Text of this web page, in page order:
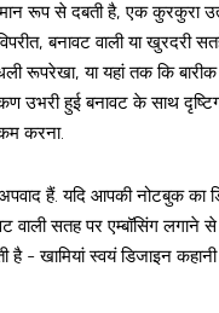
रूप से दबती है, एक कुरकुरा
बनावट वाली या खुरदरी
रूपरेखा, या यहां तक ​​कि
उभरी हुई बनावट के साथ
करना.
हैं. यदि आपकी नोटबुक का
वाली सतह पर एम्बॉसिंग
है - खामियां स्वयं डिजाइन